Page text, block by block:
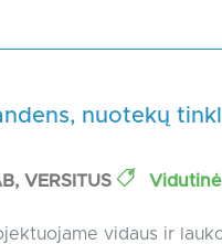
nuotekų
VERSITUS
vidaus ir